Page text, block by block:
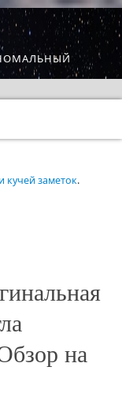
кучей заметок.
на